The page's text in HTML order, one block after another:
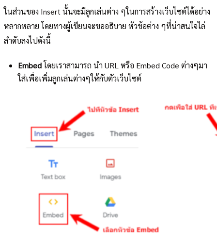
ในส่วนของ Insert นั้นจะมีลูกเล่นต่าง ๆในการสร้างเว็บไซต์ได้อย่าง
หลากหลาย โดยทางผู้เขียนจะขออธิบาย หัวข้อต่าง ๆที่น่าสนใจไล่
ลำดับลงไปดังนี้
Embedโดยเราสามารถ นำ URL หรือ Embed Code ต่างๆมา
ใส่เพื่อเพิ่มลูกเล่นต่างๆให้กับตัวเว็บไซต์